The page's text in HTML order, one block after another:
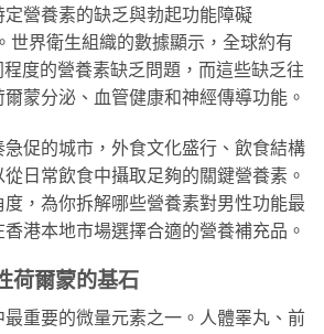
營養素的缺乏與勃起功能障礙
世界衛生組織的數據顯示，全球約有
度的營養素缺乏問題，而這些缺乏往
蒙分泌、血管健康和神經傳導功能。
促的城市，外食文化盛行、飲食結構
日常飲食中攝取足夠的關鍵營養素。
，為你拆解哪些營養素對男性功能最
港本地市場選擇合適的營養補充品。
荷爾蒙的基石
重要的微量元素之一。人體睪丸、前